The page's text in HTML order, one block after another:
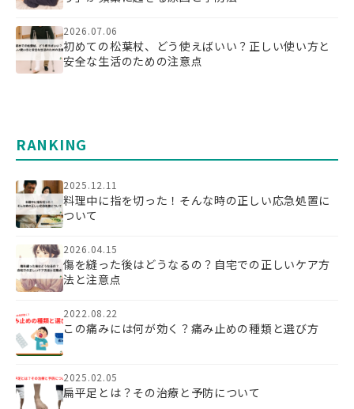
2026.07.06
初めての松葉杖、どう使えばいい？正しい使い方と
安全な生活のための注意点
RANKING
2025.12.11
料理中に指を切った！そんな時の正しい応急処置に
ついて
2026.04.15
傷を縫った後はどうなるの？自宅での正しいケア方
法と注意点
2022.08.22
この痛みには何が効く？痛み止めの種類と選び方
2025.02.05
扁平足とは？その治療と予防について